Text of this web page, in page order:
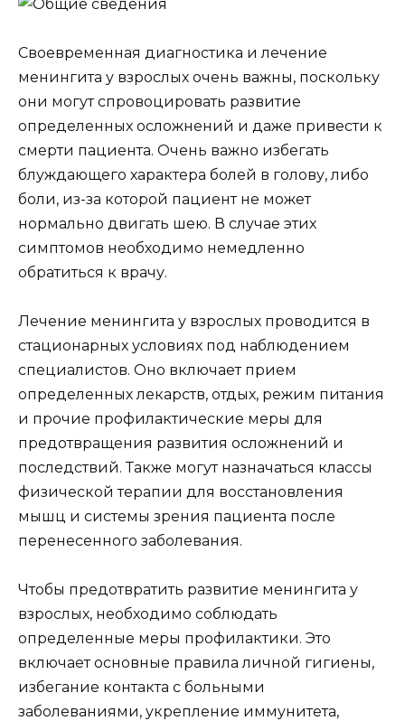
Своевременная диагностика и лечение
менингита у взрослых очень важны, поскольку
они могут спровоцировать развитие
определенных осложнений и даже привести к
смерти пациента. Очень важно избегать
блуждающего характера болей в голову, либо
боли, из-за которой пациент не может
нормально двигать шею. В случае этих
симптомов необходимо немедленно
обратиться к врачу.
Лечение менингита у взрослых проводится в
стационарных условиях под наблюдением
специалистов. Оно включает прием
определенных лекарств, отдых, режим питания
и прочие профилактические меры для
предотвращения развития осложнений и
последствий. Также могут назначаться классы
физической терапии для восстановления
мышц и системы зрения пациента после
перенесенного заболевания.
Чтобы предотвратить развитие менингита у
взрослых, необходимо соблюдать
определенные меры профилактики. Это
включает основные правила личной гигиены,
избегание контакта с больными
заболеваниями, укрепление иммунитета,